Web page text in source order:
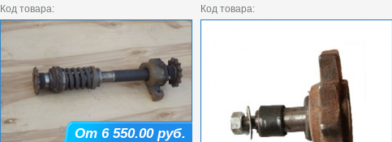
Код товара:
От 6 550.00 руб.
Код товара: